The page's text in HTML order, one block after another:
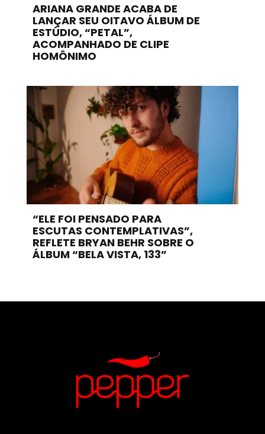
ARIANA GRANDE ACABA DE
LANÇAR SEU OITAVO ÁLBUM DE
ESTÚDIO, “PETAL”,
ACOMPANHADO DE CLIPE
HOMÔNIMO
“ELE FOI PENSADO PARA
ESCUTAS CONTEMPLATIVAS”,
REFLETE BRYAN BEHR SOBRE O
ÁLBUM “BELA VISTA, 133”